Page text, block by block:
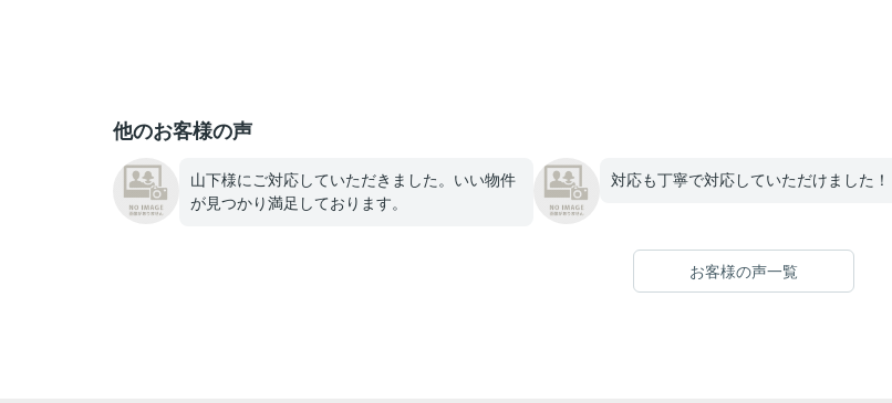
他のお客様の声
山下様にご対応していただきました。いい物件
が見つかり満足しております。
対応も丁寧で対応していただけました！
お客様の声一覧